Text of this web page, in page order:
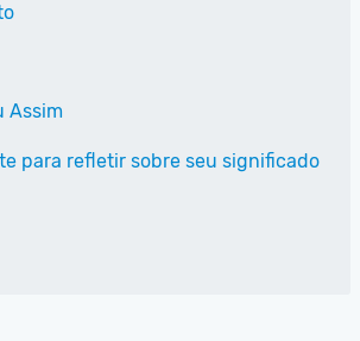
Assim
para refletir sobre seu significado